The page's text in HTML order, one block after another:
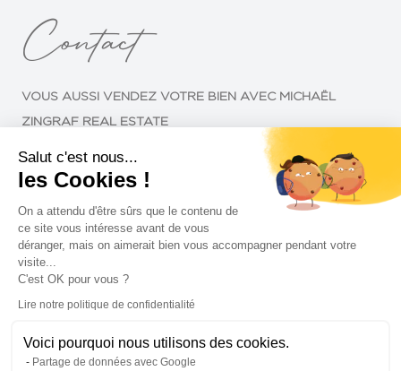
Salut c'est nous...
les Cookies !
On a attendu d'être sûrs que le contenu de
ce site vous intéresse avant de vous
déranger, mais on aimerait bien vous accompagner pendant votre
visite...
C'est OK pour vous ?
Lire notre politique de confidentialité
Voici pourquoi nous utilisons des cookies.
Partage de données avec Google
Contact
VOUS AUSSI VENDEZ VOTRE BIEN AVEC MICHAËL
ZINGRAF REAL ESTATE